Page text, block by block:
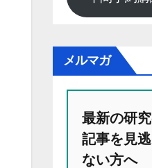
メルマガ
最新の研
記事を見
ない方へ